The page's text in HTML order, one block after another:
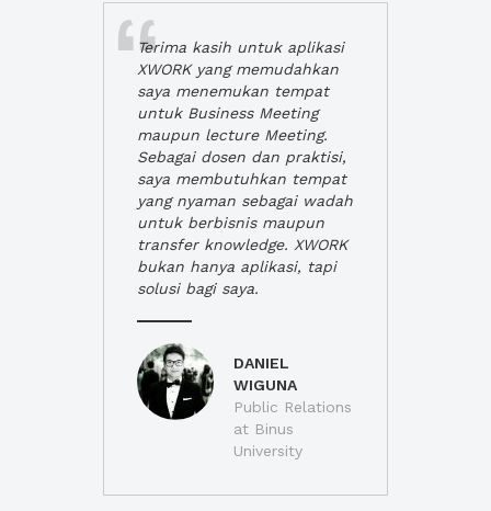
Terima kasih untuk aplikasi
XWORK yang memudahkan
saya menemukan tempat
untuk Business Meeting
maupun lecture Meeting.
Sebagai dosen dan praktisi,
saya membutuhkan tempat
yang nyaman sebagai wadah
untuk berbisnis maupun
transfer knowledge. XWORK
bukan hanya aplikasi, tapi
solusi bagi saya.
DANIEL
WIGUNA
Public Relations
at Binus
University